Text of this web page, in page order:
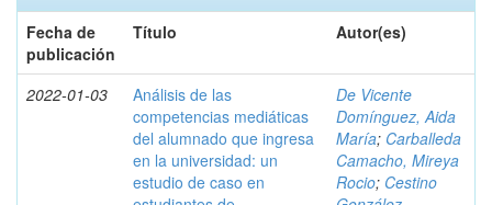
Fecha de
publicación
Título Autor(es)
2022-01-03
Análisis de las
competencias mediáticas
del alumnado que ingresa
en la universidad: un
estudio de caso en
De Vicente
Domínguez, Aida
María; Carballeda
Camacho, Mireya
Rocio; Cestino